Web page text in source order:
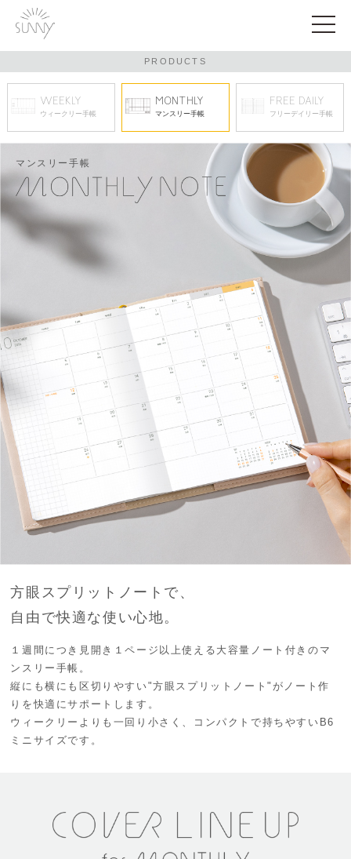
PRODUCTS
WEEKLY
ウィークリー手帳
MONTHLY
マンスリー手帳
FREE DAILY
フリーデイリー手帳
マンスリー手帳
方眼スプリットノートで、
自由で快適な使い心地。
１週間につき見開き１ページ以上使える 大容量ノート付きのマ
ンスリー手帳。
縦にも横にも区切りやすい"方眼スプリットノート"が ノート作
りを快適にサポートします。
ウィークリーよりも一回り小さく、
コンパクトで持ちやすいB6
ミニサイズです。